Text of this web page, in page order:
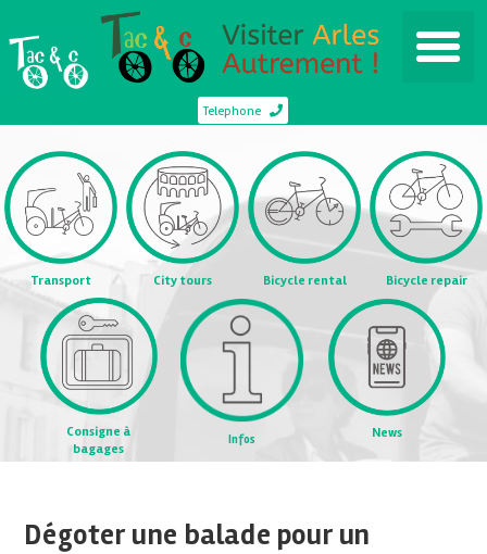
Telephone
Transport City tours Bicycle rental Bicycle repair
Consigne à
bagages
Infos News
Dégoter une balade pour un